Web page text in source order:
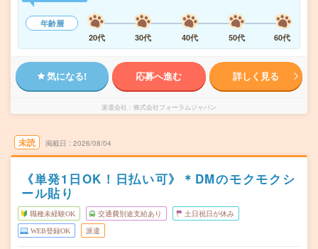
年齢層
20代
30代 40代 50代 60代
気になる! 応募へ進む 詳しく見る
派遣会社 株式会社フォーラムジャパン
未読 掲載日 2026/08/04
《単発1日OK！日払い可》＊DMのモクモクシ
ール貼り
職種未経験OK 交通費別途支給あり 土日祝日が休み
WEB登録OK 派遣